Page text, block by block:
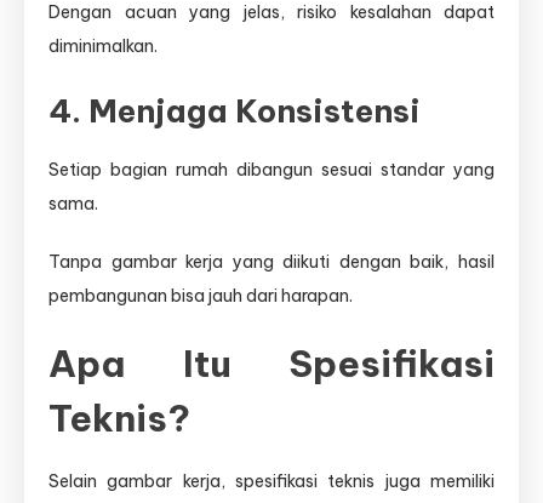
Dengan acuan yang jelas, risiko kesalahan dapat
diminimalkan.
4. Menjaga Konsistensi
Setiap bagian rumah dibangun sesuai standar yang
sama.
Tanpa gambar kerja yang diikuti dengan baik, hasil
pembangunan bisa jauh dari harapan.
Apa Itu Spesifikasi
Teknis?
Selain gambar kerja, spesifikasi teknis juga memiliki